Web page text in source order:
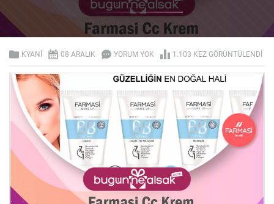
KYANI 08 ARALIK YORUM YOK 1.103 KEZ GÖRÜNTÜLENDI